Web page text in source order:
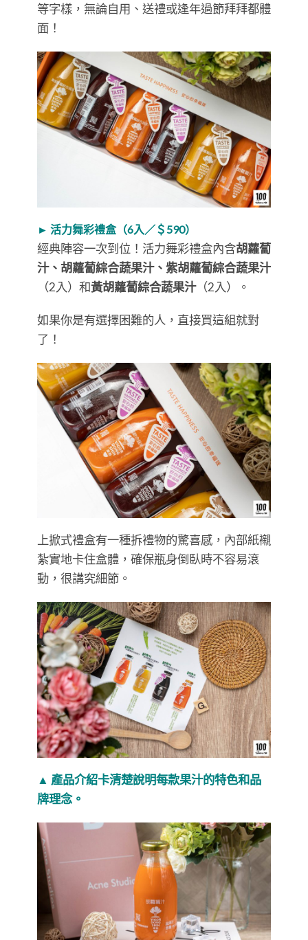
等字樣，無論自用、送禮或逢年過節拜拜都體
面！
► 活力舞彩禮盒（6入／＄590）
經典陣容一次到位！活力舞彩禮盒內含胡蘿蔔
汁、胡蘿蔔綜合蔬果汁、紫胡蘿蔔綜合蔬果汁
（2入）和黃胡蘿蔔綜合蔬果汁（2入）。
如果你是有選擇困難的人，直接買這組就對
了！
上掀式禮盒有一種拆禮物的驚喜感，內部紙襯
紮實地卡住盒體，確保瓶身倒臥時不容易滾
動，很講究細節。
▲ 產品介紹卡清楚說明每款果汁的特色和品
牌理念。